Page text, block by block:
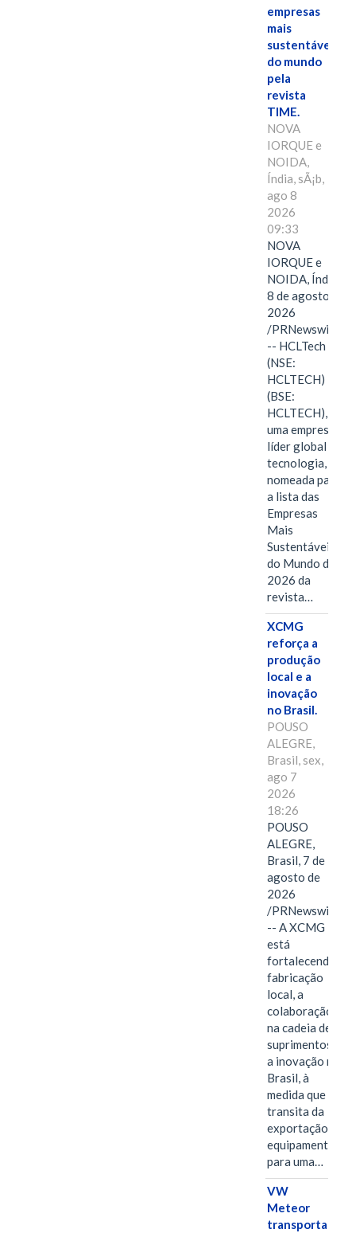
empresas
mais
sustentáveis
do mundo
pela
revista
TIME.
NOVA
IORQUE e
NOIDA,
Índia, sÃ¡b,
ago 8
2026
09:33
NOVA
IORQUE e
NOIDA, Índia,
8 de agosto de
2026
/PRNewswire/
-- HCLTech
(NSE:
HCLTECH)
(BSE:
HCLTECH),
uma empresa
líder global em
tecnologia, foi
nomeada para
a lista das
Empresas
Mais
Sustentáveis
do Mundo de
2026 da
revista…
XCMG
reforça a
produção
local e a
inovação
no Brasil.
POUSO
ALEGRE,
Brasil, sex,
ago 7
2026
18:26
POUSO
ALEGRE,
Brasil, 7 de
agosto de
2026
/PRNewswire/
-- A XCMG
está
fortalecendo a
fabricação
local, a
colaboração
na cadeia de
suprimentos e
a inovação no
Brasil, à
medida que
transita da
exportação de
equipamentos
para uma…
VW
Meteor
transporta